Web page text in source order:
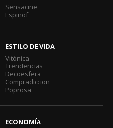
Sensacine
Espinof
ESTILO DE VIDA
Vitónica
Trendencias
Decoesfera
Compradiccion
Poprosa
ECONOMÍA